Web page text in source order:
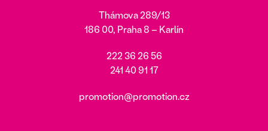
Thámova 289/13
186 00, Praha 8 – Karlín
222 36 26 56
241 40 91 17
promotion@promotion.cz